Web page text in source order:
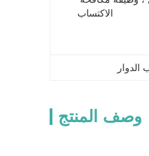
الاكتساب
وصف المنتج